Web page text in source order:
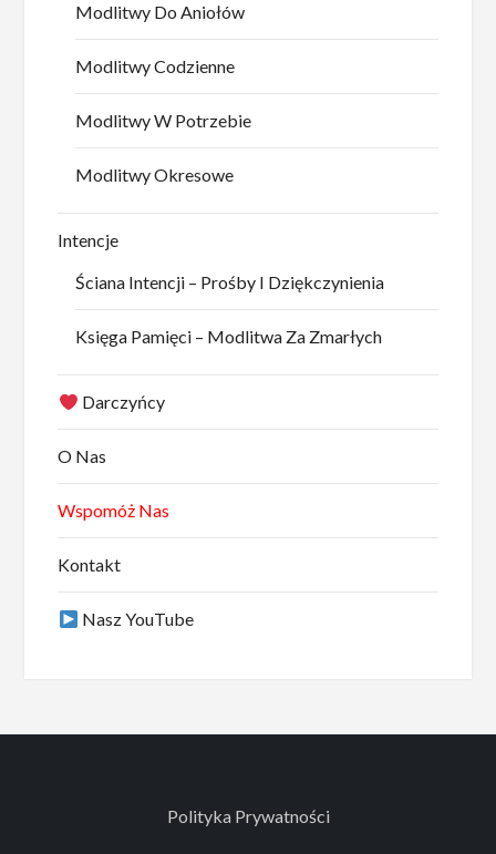
Modlitwy Do Aniołów
Modlitwy Codzienne
Modlitwy W Potrzebie
Modlitwy Okresowe
Intencje
Ściana Intencji – Prośby I Dziękczynienia
Księga Pamięci – Modlitwa Za Zmarłych
Darczyńcy
O Nas
Wspomóż Nas
Kontakt
Nasz YouTube
Polityka Prywatności